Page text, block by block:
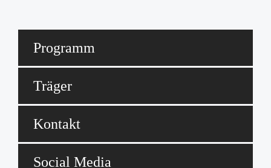
Programm
Träger
Kontakt
Social Media